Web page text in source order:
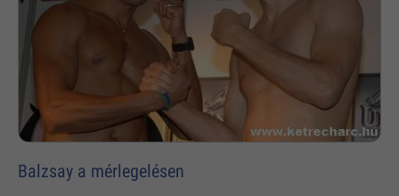
Balzsay a mérlegelésen